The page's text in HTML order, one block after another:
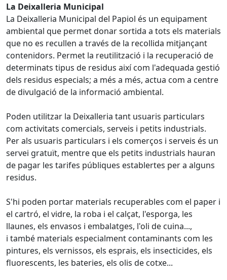
La Deixalleria Municipal
La Deixalleria Municipal del Papiol és un equipament
ambiental que permet donar sortida a tots els materials
que no es recullen a través de la recollida mitjançant
contenidors. Permet la reutilització i la recuperació de
determinats tipus de residus així com l'adequada gestió
dels residus especials; a més a més, actua com a centre
de divulgació de la informació ambiental.
Poden utilitzar la Deixalleria tant usuaris particulars
com activitats comercials, serveis i petits industrials.
Per als usuaris particulars i els comerços i serveis és un
servei gratuït, mentre que els petits industrials hauran
de pagar les tarifes públiques establertes per a alguns
residus.
S'hi poden portar materials recuperables com el paper i
el cartró, el vidre, la roba i el calçat, l'esporga, les
llaunes, els envasos i embalatges, l'oli de cuina...,
i també materials especialment contaminants com les
pintures, els vernissos, els esprais, els insecticides, els
fluorescents, les bateries, els olis de cotxe...